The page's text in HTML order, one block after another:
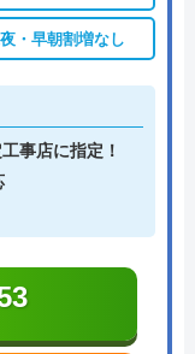
・早朝割増なし
事店に指定！